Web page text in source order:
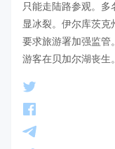
只能走陆路参观。
显冰裂。伊尔库茨克
要求旅游署加强监管
游客在贝加尔湖丧生。